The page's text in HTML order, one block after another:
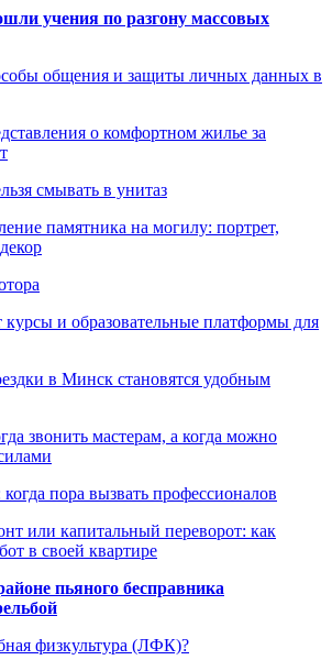
учения по разгону массовых
общения и защиты личных данных в
о комфортном жилье за
смывать в унитаз
памятника на могилу: портрет,
и образовательные платформы для
в Минск становятся удобным
звонить мастерам, а когда можно
пора вызвать профессионалов
или капитальный переворот: как
в своей квартире
пьяного бесправника
физкультура (ЛФК)?